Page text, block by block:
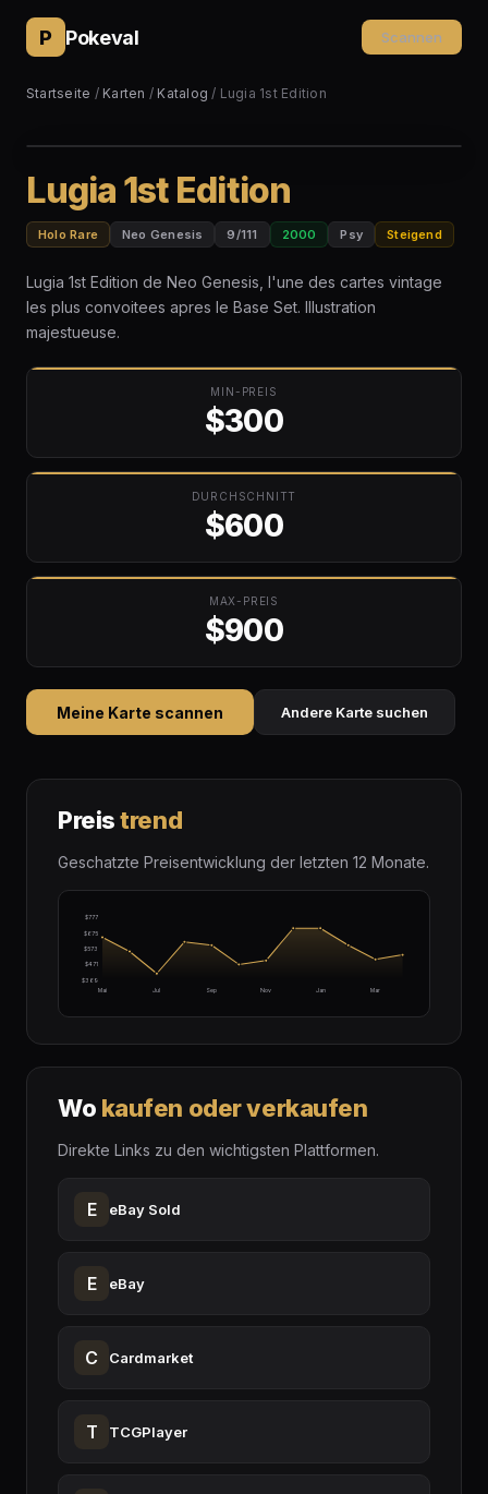
P Pokeval Scannen
Startseite / Karten / Katalog / Lugia 1st Edition
Lugia 1st Edition
Holo Rare Neo Genesis 9/111 2000 Psy Steigend
Lugia 1st Edition de Neo Genesis, l'une des cartes vintage
les plus convoitees apres le Base Set. Illustration
majestueuse.
MIN-PREIS
$300
DURCHSCHNITT
$600
MAX-PREIS
$900
Meine Karte scannen Andere Karte suchen
Preistrend
Geschatzte Preisentwicklung der letzten 12 Monate.
$369
$471
$573
$675
$777
Mai Jul Sep Nov Jan Mar
Wo kaufen oder verkaufen
Direkte Links zu den wichtigsten Plattformen.
E eBay Sold
E eBay
C Cardmarket
T TCGPlayer